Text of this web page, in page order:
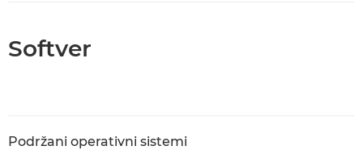
Softver
Podržani operativni sistemi